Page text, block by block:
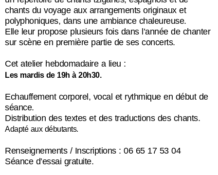
chants du voyage aux arrangements originaux et
polyphoniques, dans une ambiance chaleureuse.
Elle leur propose plusieurs fois dans l’année de chanter
sur scène en première partie de ses concerts.
Cet atelier hebdomadaire a lieu :
Les mardis de 19h à 20h30.
Echauffement corporel, vocal et rythmique en début de
séance.
Distribution des textes et des traductions des chants.
Adapté aux débutants.
Renseignements / Inscriptions : 06 65 17 53 04
Séance d’essai gratuite.